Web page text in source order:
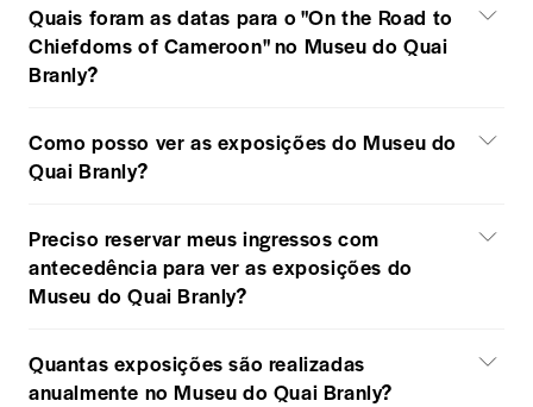
Quais foram as datas para o "On the Road to
Chiefdoms of Cameroon" no Museu do Quai
Branly?
Como posso ver as exposições do Museu do
Quai Branly?
Preciso reservar meus ingressos com
antecedência para ver as exposições do
Museu do Quai Branly?
Quantas exposições são realizadas
anualmente no Museu do Quai Branly?